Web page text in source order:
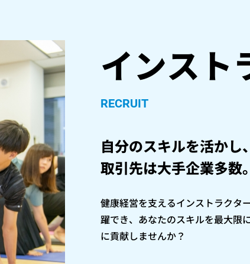
インスト
RECRUIT
自分のスキルを活かし
取引先は大手企業多数
健康経営を支えるインストラクタ
躍でき、あなたのスキルを最大限
に貢献しませんか？